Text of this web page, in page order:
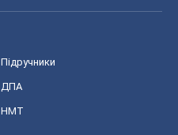
Підручники
ДПА
НМТ